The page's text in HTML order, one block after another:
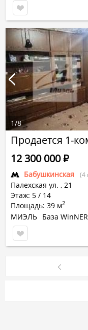
Продается 1-
Бабушкинская (4
Палехская ул. , 21
Этаж: 5 / 14
Площадь: 39 м2
12 300 000Р
МИЭЛЬ База WinNER
1/8